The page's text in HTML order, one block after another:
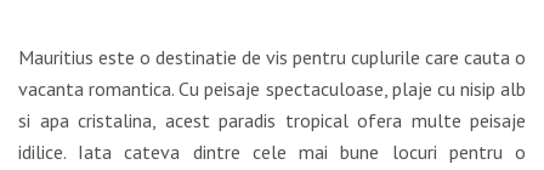
Mauritius este o destinatie de vis pentru cuplurile care cauta o
vacanta romantica. Cu peisaje spectaculoase, plaje cu nisip alb
si apa cristalina, acest paradis tropical ofera multe peisaje
idilice. Iata cateva dintre cele mai bune locuri pentru o